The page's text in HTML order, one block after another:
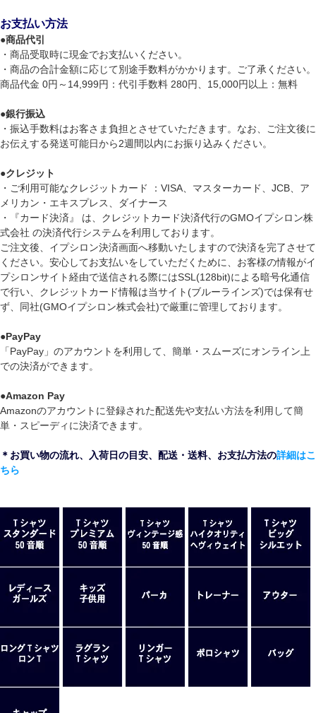
お支払い方法
●商品代引
・商品受取時に現金でお支払いください。
・商品の合計金額に応じて別途手数料がかかります。ご了承ください。
商品代金 0円～14,999円：代引手数料 280円、15,000円以上：無料
●銀行振込
・振込手数料はお客さま負担とさせていただきます。なお、ご注文後に
お伝えする発送可能日から2週間以内にお振り込みください。
●クレジット
・ご利用可能なクレジットカード ：VISA、マスターカード、JCB、ア
メリカン・エキスプレス、ダイナース
・『カード決済』 は、クレジットカード決済代行のGMOイプシロン株
式会社 の決済代行システムを利用しております。
ご注文後、イプシロン決済画面へ移動いたしますので決済を完了させて
ください。安心してお支払いをしていただくために、お客様の情報がイ
プシロンサイト経由で送信される際にはSSL(128bit)による暗号化通信
で行い、クレジットカード情報は当サイト(ブルーラインズ)では保有せ
ず、同社(GMOイプシロン株式会社)で厳重に管理しております。
●PayPay
「PayPay」のアカウントを利用して、簡単・スムーズにオンライン上
での決済ができます。
●Amazon Pay
Amazonのアカウントに登録された配送先や支払い方法を利用して簡
単・スピーディに決済できます。
＊お買い物の流れ、入荷日の目安、配送・送料、お支払方法の詳細はこ
ちら